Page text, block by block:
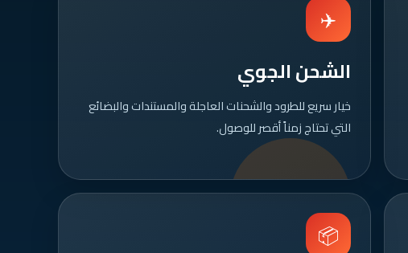
✈️
الشحن الجوي
خيار سريع للطرود والشحنات العاجلة والمستندات والبضائع
التي تحتاج زمناً أقصر للوصول.
📦